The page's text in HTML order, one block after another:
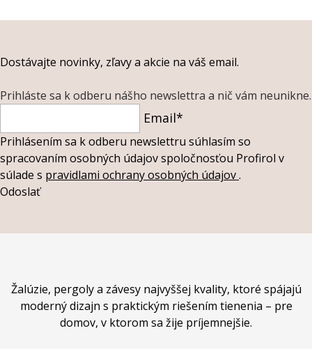
Dostávajte novinky, zľavy a akcie na váš email.
Prihláste sa k odberu nášho newslettra a nič vám neunikne.
Email*
Prihlásením sa k odberu newslettru súhlasím so
spracovaním osobných údajov spoločnosťou Profirol v
súlade s pravidlami ochrany osobných údajov.
Odoslať
Žalúzie, pergoly a závesy najvyššej kvality, ktoré spájajú
moderný dizajn s praktickým riešením tienenia – pre
domov, v ktorom sa žije príjemnejšie.